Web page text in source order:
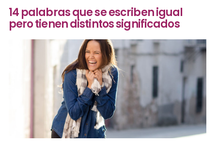
14 palabras que se escriben igual
pero tienen distintos significados